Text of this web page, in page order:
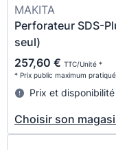
MAKITA
Perforateur SDS-
seul)
257,60 € TTC/Unité *
* Prix public maximum pratiqué
Prix et
Choisir son